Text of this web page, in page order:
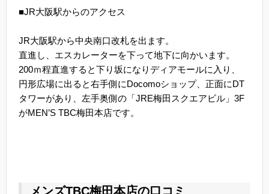
■JR大阪駅からのアクセス
JR大阪駅から中央南口改札を出ます。
直進し、エスカレーターを下って地下に向かいます。
200ｍ程直進すると下り坂になりディアモールに入り、
円形広場に出ると右手側にDocomoショップ、正面にDT
タワーがあり、左手奥側の「JRE梅田スクエアビル」3F
がMEN’S TBC梅田本店です。
メンズTBC梅田本店の口コミ